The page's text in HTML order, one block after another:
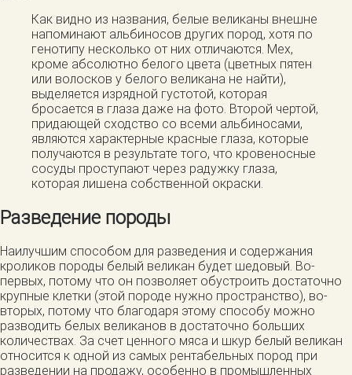
Как видно из названия, белые великаны внешне
напоминают альбиносов других пород, хотя по
генотипу несколько от них отличаются. Мех,
кроме абсолютно белого цвета (цветных пятен
или волосков у белого великана не найти),
выделяется изрядной густотой, которая
бросается в глаза даже на фото. Второй чертой,
придающей сходство со всеми альбиносами,
являются характерные красные глаза, которые
получаются в результате того, что кровеносные
сосуды проступают через радужку глаза,
которая лишена собственной окраски.
Разведение породы
Наилучшим способом для разведения и содержания
кроликов породы белый великан будет шедовый. Во-
первых, потому что он позволяет обустроить достаточно
крупные клетки (этой породе нужно пространство), во-
вторых, потому что благодаря этому способу можно
разводить белых великанов в достаточно больших
количествах. За счет ценного мяса и шкур белый великан
относится к одной из самых рентабельных пород при
разведении на продажу, особенно в промышленных